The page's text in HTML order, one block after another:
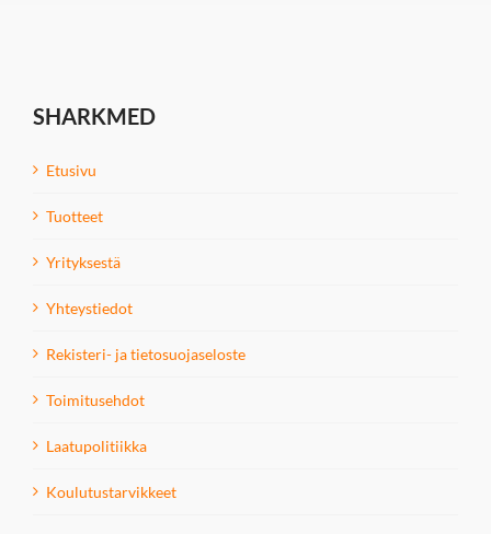
SHARKMED
Etusivu
Tuotteet
Yrityksestä
Yhteystiedot
Rekisteri- ja tietosuojaseloste
Toimitusehdot
Laatupolitiikka
Koulutustarvikkeet